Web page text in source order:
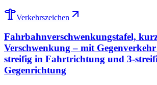
Verkehrszeichen
Fahrbahnverschwenkungstafel,
Verschwenkung – mit
streifig in Fahrtrichtung und 3-
Gegenrichtung